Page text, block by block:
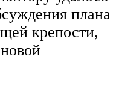
плана
крепости,